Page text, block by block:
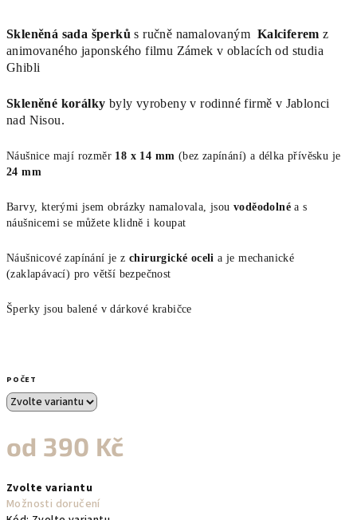
Skleněná sada šperkůs ručně namalovaným Kalciferem z
animovaného japonského filmu Zámek v oblacích od studia
Ghibli
Skleněné korálky byly vyrobeny v rodinné firmě v Jablonci
nad Nisou.
Náušnice mají rozměr 18 x 14 mm (bez zapínání) a délka přívěsku je
24 mm
Barvy, kterými jsem obrázky namalovala, jsou voděodolné a s
náušnicemi se můžete klidně i koupat
Náušnicové zapínání je z chirurgické ocelia je mechanické
(zaklapávací) pro větší bezpečnost
Šperky jsou balené v dárkové krabičce
POČET
od 390 Kč
cena:
Zvolte variantu
Možnosti doručení